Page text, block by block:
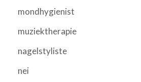
mondhygienist
muziektherapie
nagelstyliste
nei